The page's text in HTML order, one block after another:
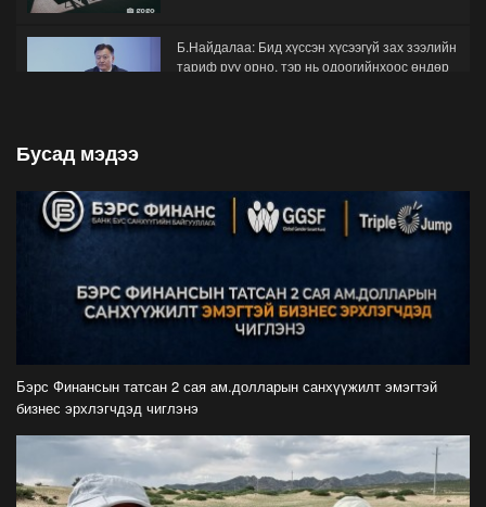
Б.Найдалаа: Бид хүссэн хүсээгүй зах зээлийн
тариф руу орно, тэр нь одоогийнхоос өндөр
2026-07-22
хаана
2026-07-21
2026-07-21
"Улсын цолд хүрсэн бөхчүүдээс допинг
илрээгүй, аймгийн цолтой нэг бөхөөс илэрсэн
гэх имэйл ирсэн"
Бусад мэдээ
Бэрс Финансын татсан 2 сая ам.долларын санхүүжилт эмэгтэй
бизнес эрхлэгчдэд чиглэнэ